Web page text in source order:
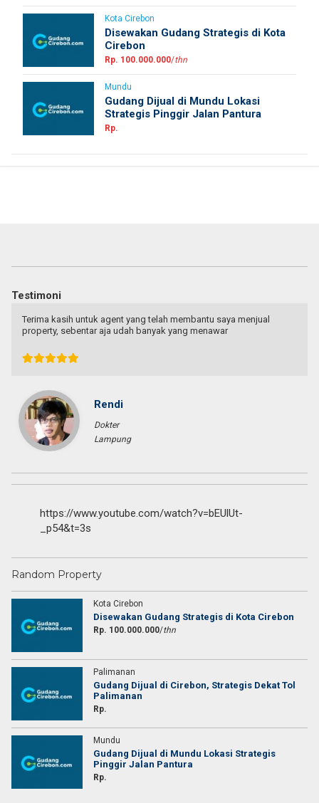
Kota Cirebon
Disewakan Gudang Strategis di Kota
Cirebon
Rp. 100.000.000/thn
Mundu
Gudang Dijual di Mundu Lokasi
Strategis Pinggir Jalan Pantura
Rp.
Testimoni
Terima kasih untuk agent yang telah membantu saya menjual
property, sebentar aja udah banyak yang menawar
Rendi
Dokter
Lampung
https://www.youtube.com/watch?v=bEUlUt-
_p54&t=3s
Random Property
Kota Cirebon
Disewakan Gudang Strategis di Kota Cirebon
Rp. 100.000.000/thn
Palimanan
Gudang Dijual di Cirebon, Strategis Dekat Tol
Palimanan
Rp.
Mundu
Gudang Dijual di Mundu Lokasi Strategis
Pinggir Jalan Pantura
Rp.